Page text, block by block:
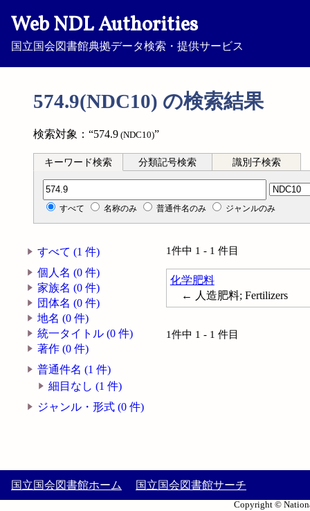
Web NDL Authorities
国立国会図書館典拠データ検索・提供サービス
574.9(NDC10) の検索結果
検索対象：“574.9 (NDC10)”
キーワード検索 分類記号検索 識別子検索
分類記号検索
すべて 名称のみ 普通件名のみ ジャンルのみ
すべて (1 件)
個人名 (0 件)
家族名 (0 件)
団体名 (0 件)
地名 (0 件)
統一タイトル (0 件)
著作 (0 件)
普通件名 (1 件)
細目なし (1 件)
ジャンル・形式 (0 件)
1件中 1 - 1 件目
化学肥料
← 人造肥料; Fertilizers
1件中 1 - 1 件目
国立国会図書館ホーム 国立国会図書館サーチ
Copyright ©